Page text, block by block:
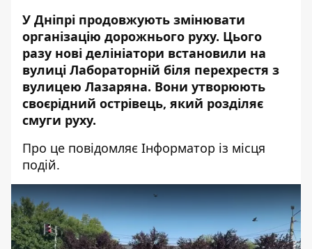
У Дніпрі продовжують змінювати
організацію дорожнього руху. Цього
разу нові делініатори встановили на
вулиці Лабораторній біля перехрестя з
вулицею Лазаряна. Вони утворюють
своєрідний острівець, який розділяє
смуги руху.
Про це повідомляє Інформатор із місця
подій.